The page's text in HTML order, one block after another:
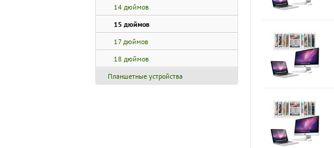
14 дюймов
15 дюймов
17 дюймов
18 дюймов
Планшетные устройства